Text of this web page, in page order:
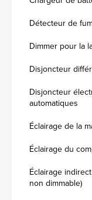
Détecteur de
Dimmer pour la
Disjoncteur
Disjoncteur
automatiques
Éclairage de la
Éclairage du
Éclairage
non dimmable)